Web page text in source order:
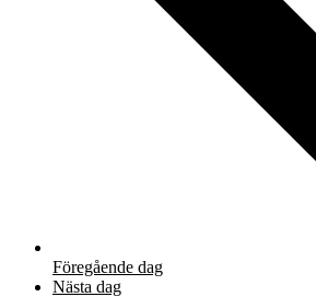
Föregående dag
Nästa dag